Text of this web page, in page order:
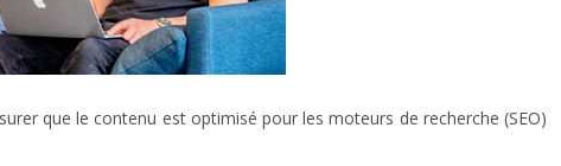
que le contenu est optimisé pour les moteurs de recherche (SEO)